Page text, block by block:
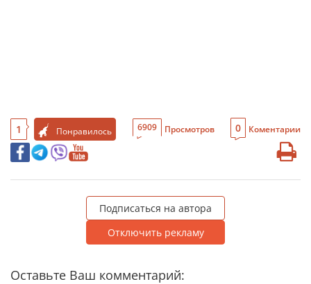
1 Понравилось 6909 Просмотров 0 Коментарии
Подписаться на автора
Отключить рекламу
Оставьте Ваш комментарий: